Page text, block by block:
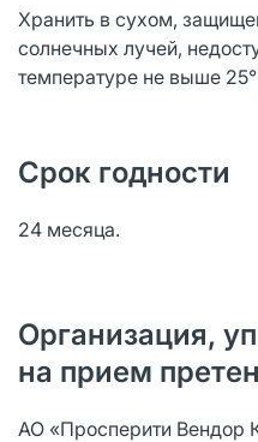
Хранить в сухом,
солнечных лучей,
температуре не выше
Срок годности
24 месяца.
Организация,
на прием
АО «Просперити Вендор